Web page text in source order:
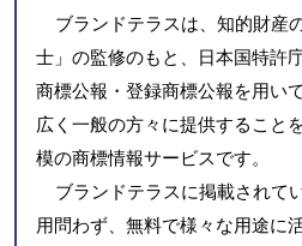
ブランドテラスは、知的財産
士」の監修のもと、日本国特許
商標公報・登録商標公報を用い
広く一般の方々に提供すること
模の商標情報サービスです。
ブランドテラスに掲載されて
用問わず、無料で様々な用途に